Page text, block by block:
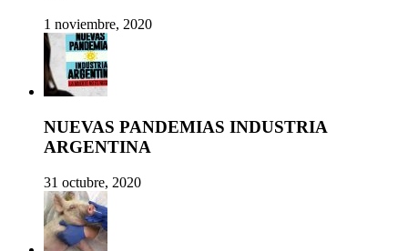
1 noviembre, 2020
NUEVAS PANDEMIAS INDUSTRIA
ARGENTINA
31 octubre, 2020